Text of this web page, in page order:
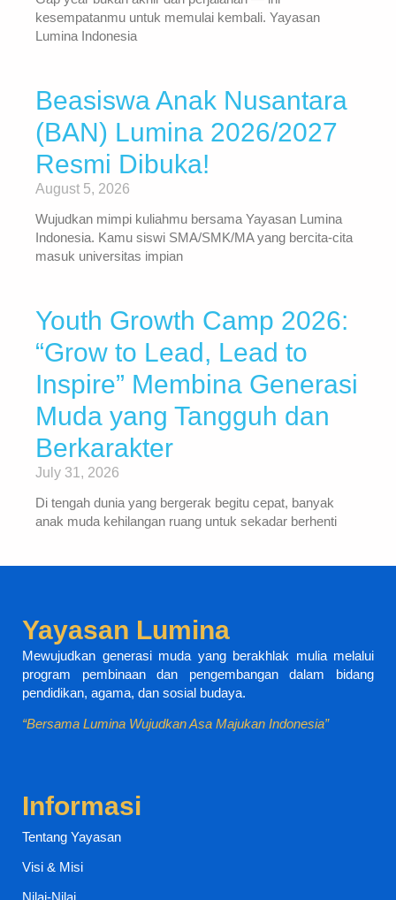
kesempatanmu untuk memulai kembali. Yayasan
Lumina Indonesia
Beasiswa Anak Nusantara
(BAN) Lumina 2026/2027
Resmi Dibuka!
August 5, 2026
Wujudkan mimpi kuliahmu bersama Yayasan Lumina
Indonesia. Kamu siswi SMA/SMK/MA yang bercita-cita
masuk universitas impian
Youth Growth Camp 2026:
“Grow to Lead, Lead to
Inspire” Membina Generasi
Muda yang Tangguh dan
Berkarakter
July 31, 2026
Di tengah dunia yang bergerak begitu cepat, banyak
anak muda kehilangan ruang untuk sekadar berhenti
Yayasan Lumina
Mewujudkan generasi muda yang berakhlak mulia melalui
program pembinaan dan pengembangan dalam bidang
pendidikan, agama, dan sosial budaya.
“Bersama Lumina Wujudkan Asa Majukan Indonesia”
Informasi
Tentang Yayasan
Visi & Misi
Nilai-Nilai